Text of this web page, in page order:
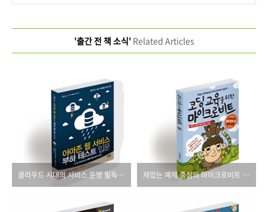
'출간 전 책 소식'Related Articles
클라우드 시대의 서비스 운영 필독서! 재밌는 예제 중심의 마이크로비트 입문서!